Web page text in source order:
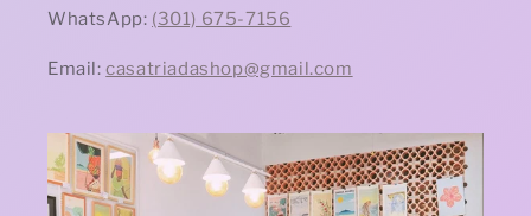
WhatsApp: (301) 675-7156
Email:casatriadashop@gmail.com